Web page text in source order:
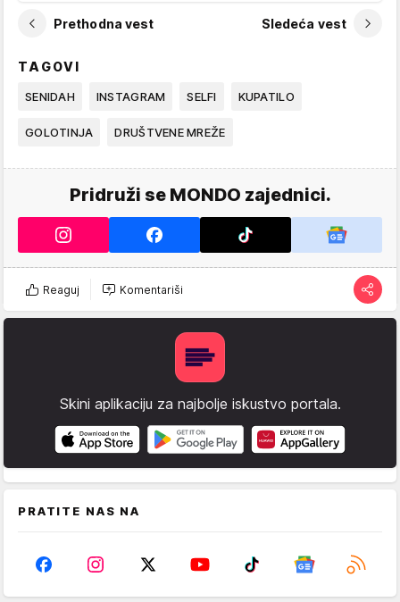
Prethodna vest Sledeća vest
TAGOVI
SENIDAH INSTAGRAM SELFI KUPATILO
GOLOTINJA DRUŠTVENE MREŽE
Pridruži se MONDO zajednici.
Reaguj Komentariši
Skini aplikaciju za najbolje iskustvo portala.
PRATITE NAS NA